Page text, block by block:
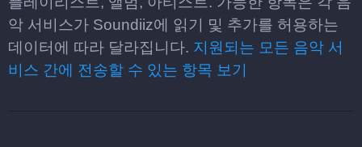
악 서비스가 Soundiiz에 읽기 및 추가를 허용하는
데이터에 따라 달라집니다. 지원되는 모든 음악 서
비스 간에 전송할 수 있는 항목 보기